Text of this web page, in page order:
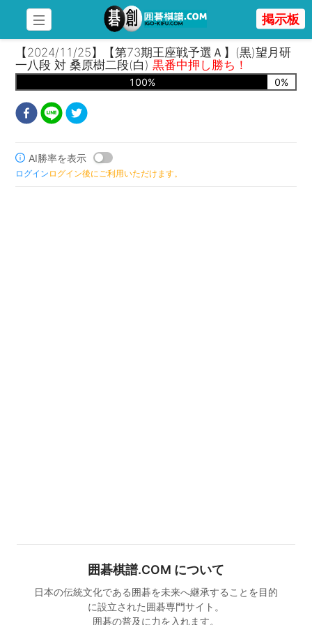
掲示板
【2024/11/25】【第73期王座戦予選Ａ】(黒)望月研
一八段 対 桑原樹二段(白)黒番中押し勝ち！
100% 0%
AI勝率を表示
ログイン ログイン後にご利用いただけます。
囲碁棋譜.COM について
日本の伝統文化である囲碁を未来へ継承することを目的
に設立された囲碁専門サイト。
囲碁の普及に力を入れます。